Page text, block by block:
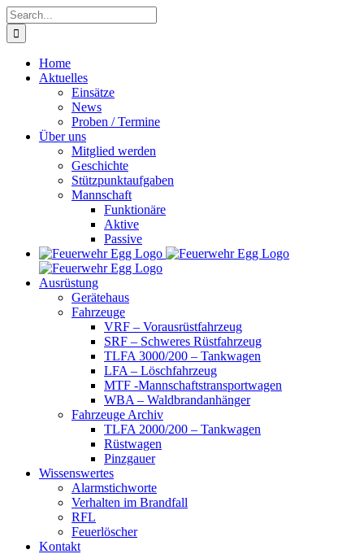
Skip
to
content
Search
for:
Home
Aktuelles
Einsätze
News
Proben / Termine
Über uns
Mitglied werden
Geschichte
Stützpunktaufgaben
Mannschaft
Funktionäre
Aktive
Passive
Ausrüstung
Gerätehaus
Fahrzeuge
VRF – Vorausrüstfahrzeug
SRF – Schweres Rüstfahrzeug
TLFA 3000/200 – Tankwagen
LFA – Löschfahrzeug
MTF -Mannschaftstransportwagen
WBA – Waldbrandanhänger
Fahrzeuge Archiv
TLFA 2000/200 – Tankwagen
Rüstwagen
Pinzgauer
Wissenswertes
Alarmstichworte
Verhalten im Brandfall
RFL
Feuerlöscher
Kontakt